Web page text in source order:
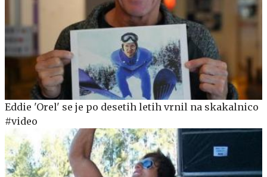
Eddie 'Orel' se je po desetih letih vrnil na skakalnico
#video